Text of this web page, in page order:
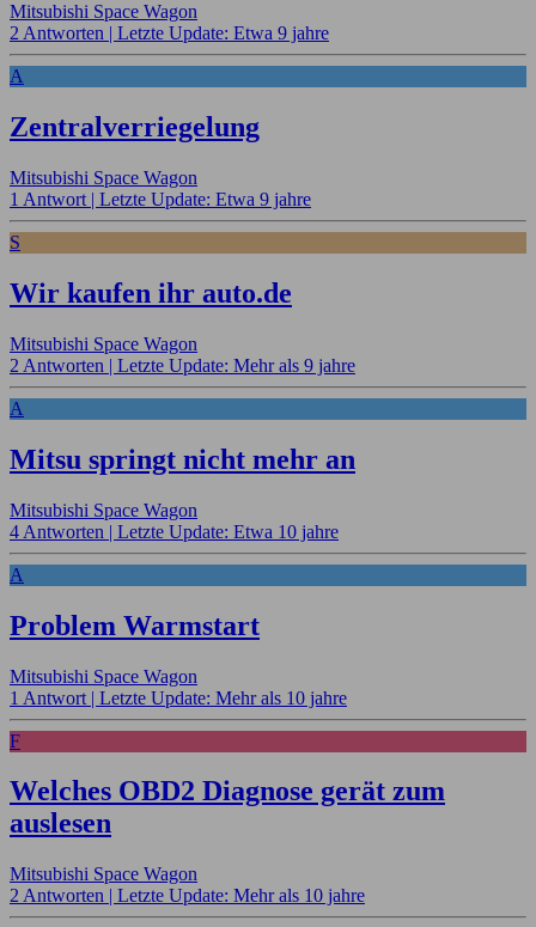
Mitsubishi Space Wagon
2 Antworten | Letzte Update: Etwa 9 jahre
A
Zentralverriegelung
Mitsubishi Space Wagon
1 Antwort | Letzte Update: Etwa 9 jahre
S
Wir kaufen ihr auto.de
Mitsubishi Space Wagon
2 Antworten | Letzte Update: Mehr als 9 jahre
A
Mitsu springt nicht mehr an
Mitsubishi Space Wagon
4 Antworten | Letzte Update: Etwa 10 jahre
A
Problem Warmstart
Mitsubishi Space Wagon
1 Antwort | Letzte Update: Mehr als 10 jahre
F
Welches OBD2 Diagnose gerät zum
auslesen
Mitsubishi Space Wagon
2 Antworten | Letzte Update: Mehr als 10 jahre